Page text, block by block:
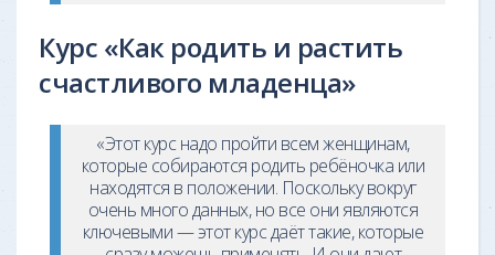
Курс «Как родить и растить
счастливого младенца»
«Этот курс надо пройти всем женщинам,
которые собираются родить ребёночка или
находятся в положении. Поскольку вокруг
очень много данных, но все они являются
ключевыми — этот курс даёт такие, которые